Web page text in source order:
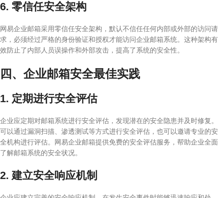
6. 零信任安全架构
网易企业邮箱采用零信任安全架构，默认不信任任何内部或外部的访问请
求，必须经过严格的身份验证和授权才能访问企业邮箱系统。这种架构有
效防止了内部人员误操作和外部攻击，提高了系统的安全性。
四、企业邮箱安全最佳实践
1. 定期进行安全评估
企业应定期对邮箱系统进行安全评估，发现潜在的安全隐患并及时修复。
可以通过漏洞扫描、渗透测试等方式进行安全评估，也可以邀请专业的安
全机构进行评估。网易企业邮箱提供免费的安全评估服务，帮助企业全面
了解邮箱系统的安全状况。
2. 建立安全响应机制